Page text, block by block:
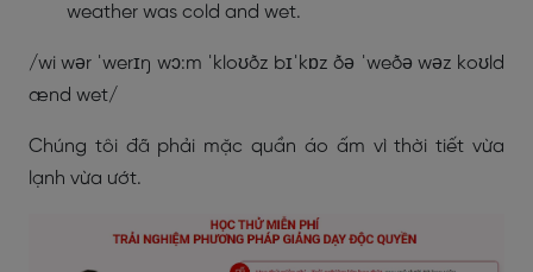
weather was cold and wet.
/wi wər ˈwerɪŋ wɔ:m ˈkloʊðz bɪˈkɒz ðə ˈweðə wəz koʊld
ænd wet/
Chúng tôi đã phải mặc quần áo ấm vì thời tiết vừa
lạnh vừa ướt.